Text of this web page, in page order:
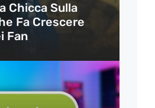
Chicca Sulla
Fa Crescere
Fan